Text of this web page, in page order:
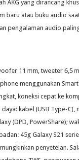
AKG yang dirancang
baru atau buku audio
pengalaman audio
11 mm, tweeter 6,5
menggunakan
koneksi cepat ke
kabel (USB Type-C),
(DPD, PowerShare);
45g Galaxy S21
penyetelan.